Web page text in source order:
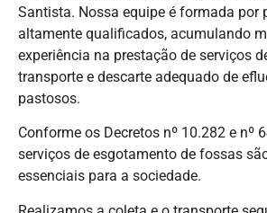
Santista. Nossa equipe é formada por
altamente qualificados, acumulando
experiência na prestação de serviços
transporte e descarte adequado de
pastosos.
Conforme os Decretos nº 10.282 e nº
serviços de esgotamento de fossas
essenciais para a sociedade.